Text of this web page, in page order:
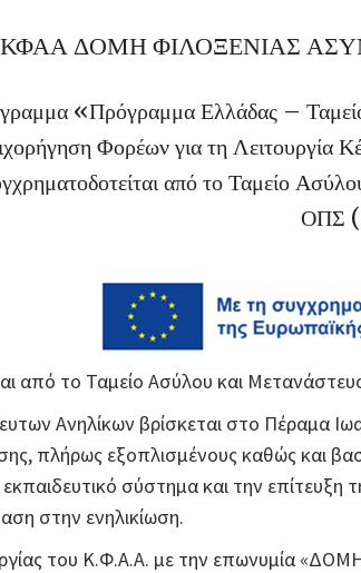
ΔΟΜΗ ΦΙΛΟΞΕΝΙΑΣ
«Πρόγραμμα Ελλάδας –
Φορέων για τη
από το Ταμείο
ΟΠΣ
από το Ταμείο Ασύλου και
Ανηλίκων βρίσκεται στο Πέραμα
πλήρως εξοπλισμένους καθώς και
σύστημα και την
στην ενηλικίωση.
του Κ.Φ.Α.Α. με την επωνυμία